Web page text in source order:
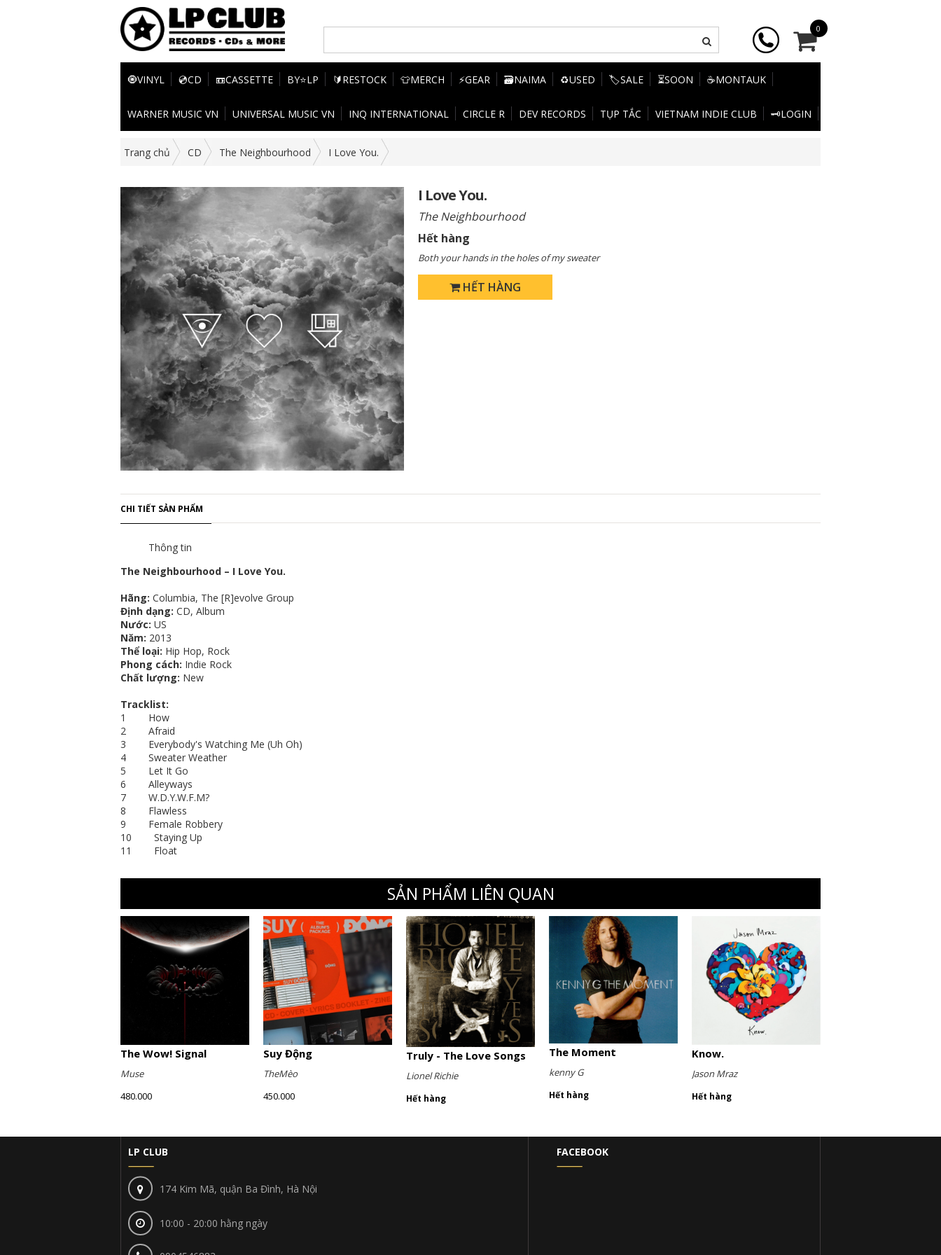
0
🧿VINYL 💿CD 📼CASSETTE BY⭐LP 🔰RESTOCK 👕MERCH ⚡GEAR 🗃️NAIMA ♻️USED 🏷️SALE ⏳SOON ☕MONTAUK
WARNER MUSIC VN UNIVERSAL MUSIC VN INQ INTERNATIONAL CIRCLE R DEV RECORDS TỤP TẮC VIETNAM INDIE CLUB 🗝️LOGIN
Trang chủ CD The Neighbourhood I Love You.
I Love You.
The Neighbourhood
Hết hàng
Both your hands in the holes of my sweater
HẾT HÀNG
CHI TIẾT SẢN PHẨM
Thông tin
The Neighbourhood – I Love You.
Hãng: Columbia, The [R]evolve Group
Định dạng: CD, Album
Nước: US
Năm: 2013
Thể loại: Hip Hop, Rock
Phong cách: Indie Rock
Chất lượng: New
Tracklist:
1 How
2 Afraid
3 Everybody's Watching Me (Uh Oh)
4 Sweater Weather
5 Let It Go
6 Alleyways
7 W.D.Y.W.F.M?
8 Flawless
9 Female Robbery
10 Staying Up
11 Float
SẢN PHẨM LIÊN QUAN
The Wow! Signal
Muse
480.000
Suy Động
TheMèo
450.000
Truly - The Love Songs
Lionel Richie
Hết hàng
The Moment
kenny G
Hết hàng
Know.
Jason Mraz
Hết hàng
LP CLUB
174 Kim Mã, quận Ba Đình, Hà Nội
10:00 - 20:00 hằng ngày
FACEBOOK